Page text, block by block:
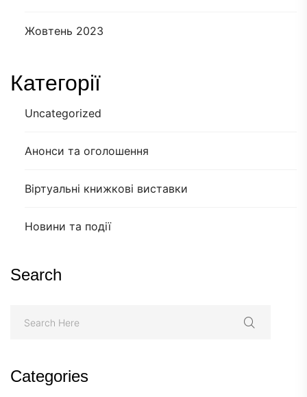
Жовтень 2023
Категорії
Uncategorized
Анонси та оголошення
Віртуальні книжкові виставки
Новини та події
Search
Categories